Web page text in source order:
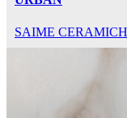
SAIME